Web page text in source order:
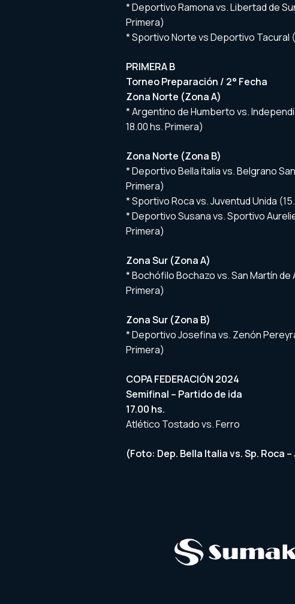
* Deportivo Ramona vs. Libertad de
Primera)
* Sportivo Norte vs Deportivo Tacural
PRIMERA B
Torneo Preparación / 2° Fecha
Zona Norte (Zona A)
* Argentino de Humberto vs.
18.00 hs. Primera)
Zona Norte (Zona B)
* Deportivo Bella italia vs. Belgrano
Primera)
* Sportivo Roca vs. Juventud Unida
* Deportivo Susana vs. Sportivo
Primera)
Zona Sur (Zona A)
* Bochófilo Bochazo vs. San Martín de
Primera)
Zona Sur (Zona B)
* Deportivo Josefina vs. Zenón
Primera)
COPA FEDERACIÓN 2024
Semifinal – Partido de ida
17.00 hs.
Atlético Tostado vs. Ferro
(Foto: Dep. Bella Italia vs. Sp. Roca